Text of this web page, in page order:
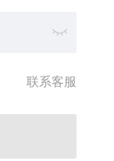
联系客服